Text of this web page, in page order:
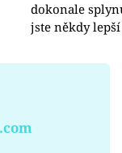
dokonale
jste někdy